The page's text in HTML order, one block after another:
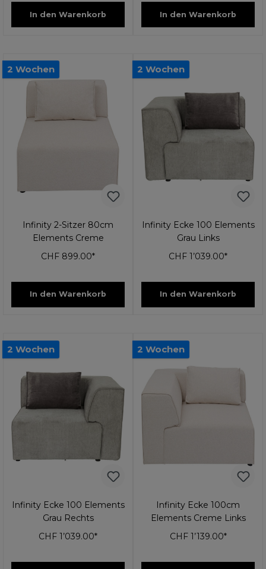
In den Warenkorb In den Warenkorb
2 Wochen
Infinity 2-Sitzer 80cm
Elements Creme
CHF 899.00*
In den Warenkorb
2 Wochen
Infinity Ecke 100 Elements
Grau Links
CHF 1’039.00*
In den Warenkorb
2 Wochen
Infinity Ecke 100 Elements
Grau Rechts
CHF 1’039.00*
2 Wochen
Infinity Ecke 100cm
Elements Creme Links
CHF 1’139.00*